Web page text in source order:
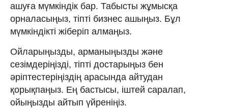
ашуға мүмкіндік бар. Табысты жұмысқа
орналасыңыз, тіпті бизнес ашыңыз. Бұл
мүмкіндікті жіберіп алмаңыз.
Ойларыңызды, арманыңызды және
сезімдеріңізді, тіпті достарыңыз бен
әріптестеріңіздің арасында айтудан
қорықпаңыз. Ең бастысы, іштей саралап,
ойыңызды айтып үйреніңіз.